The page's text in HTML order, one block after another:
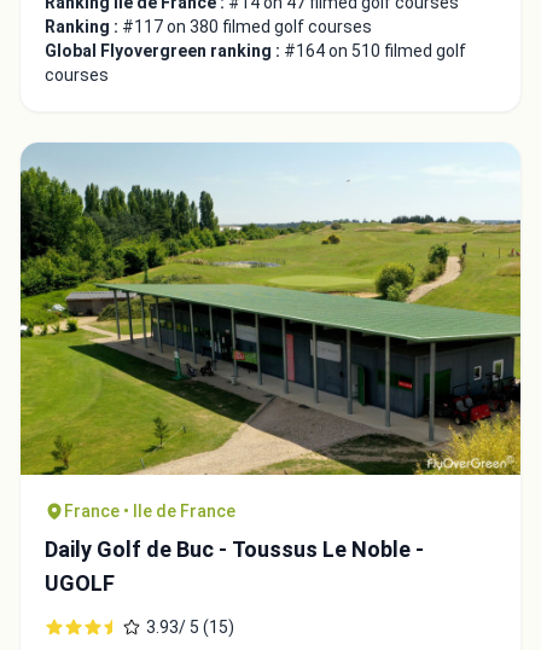
Ranking : #117 on 380 filmed golf courses
Global Flyovergreen ranking : #164 on 510 filmed golf
courses
France • Ile de France
Daily Golf de Buc - Toussus Le Noble -
UGOLF
3.93/ 5 (15)